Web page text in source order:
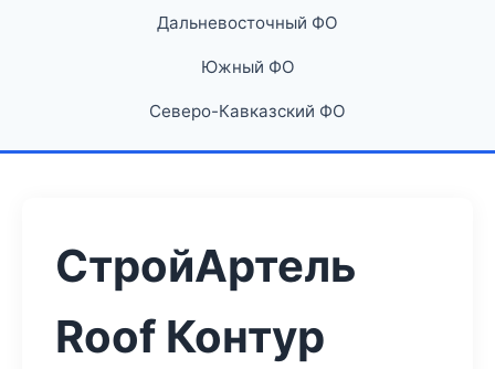
Дальневосточный ФО
Южный ФО
Северо-Кавказский ФО
СтройАртель
Roof Контур